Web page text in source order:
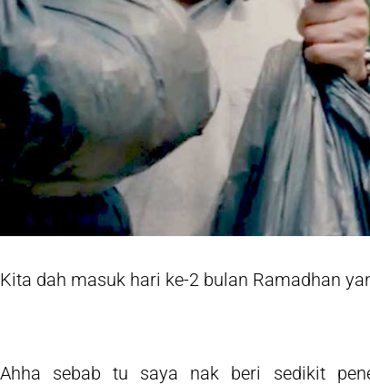
Kita dah masuk hari ke-2 bulan Ramadhan
Ahha sebab tu saya nak beri sedikit